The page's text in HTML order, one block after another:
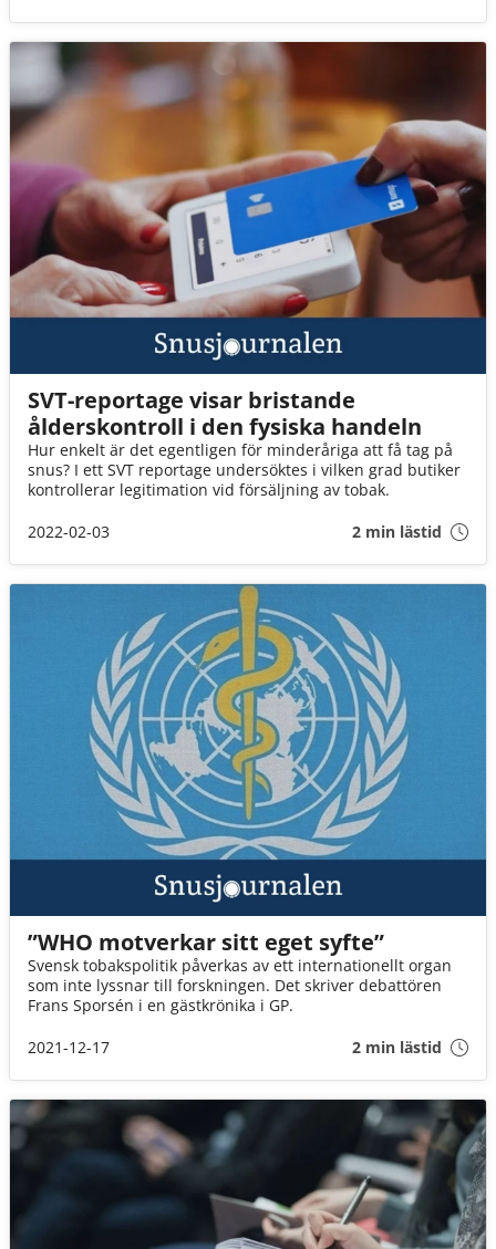
SVT-reportage visar bristande
ålderskontroll i den fysiska handeln
Hur enkelt är det egentligen för minderåriga att få tag på
snus? I ett SVT reportage undersöktes i vilken grad butiker
kontrollerar legitimation vid försäljning av tobak.
2022-02-03
2 min lästid
”WHO motverkar sitt eget syfte”
Svensk tobakspolitik påverkas av ett internationellt organ
som inte lyssnar till forskningen. Det skriver debattören
Frans Sporsén i en gästkrönika i GP.
2021-12-17
2 min lästid